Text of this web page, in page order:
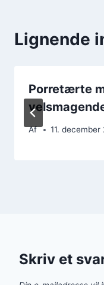
Lignende
Porretærte
Af 11. december
Skriv et